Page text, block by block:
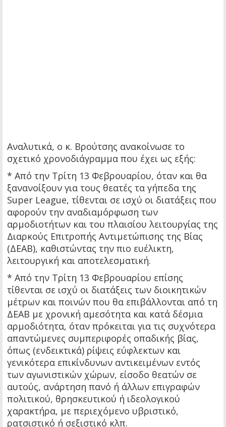
Αναλυτικά, ο κ. Βρούτσης ανακοίνωσε το
σχετικό χρονοδιάγραμμα που έχει ως εξής:
* Από την Τρίτη 13 Φεβρουαρίου, όταν και θα
ξανανοίξουν για τους θεατές τα γήπεδα της
Super League, τίθενται σε ισχύ οι διατάξεις που
αφορούν την αναδιαμόρφωση των
αρμοδιοτήτων και του πλαισίου λειτουργίας της
Διαρκούς Επιτροπής Αντιμετώπισης της Βίας
(ΔΕΑΒ), καθιστώντας την πιο ευέλικτη,
λειτουργική και αποτελεσματική.
* Από την Τρίτη 13 Φεβρουαρίου επίσης
τίθενται σε ισχύ οι διατάξεις των διοικητικών
μέτρων και ποινών που θα επιβάλλονται από τη
ΔΕΑΒ με χρονική αμεσότητα και κατά δέσμια
αρμοδιότητα, όταν πρόκειται για τις συχνότερα
απαντώμενες συμπεριφορές οπαδικής βίας,
όπως (ενδεικτικά) ρίψεις εύφλεκτων και
γενικότερα επικίνδυνων αντικειμένων εντός
των αγωνιστικών χώρων, είσοδο θεατών σε
αυτούς, ανάρτηση πανό ή άλλων επιγραφών
πολιτικού, θρησκευτικού ή ιδεολογικού
χαρακτήρα, με περιεχόμενο υβριστικό,
ρατσιστικό ή σεξιστικό κλπ.